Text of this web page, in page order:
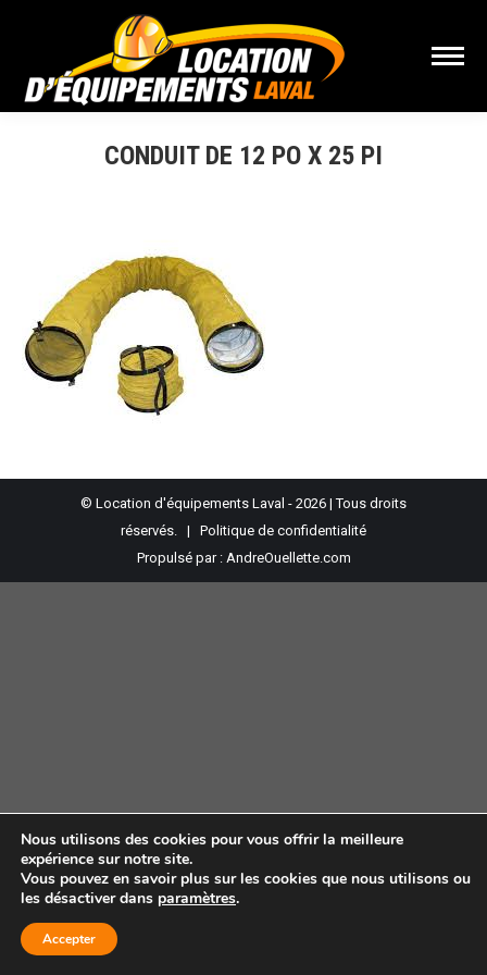
CONDUIT DE 12 PO X 25 PI
© Location d'équipements Laval - 2026 | Tous droits
réservés. | Politique de confidentialité
Propulsé par : AndreOuellette.com
Nous utilisons des cookies pour vous offrir la meilleure
expérience sur notre site.
Vous pouvez en savoir plus sur les cookies que nous utilisons ou
les désactiver dans paramètres.
Accepter